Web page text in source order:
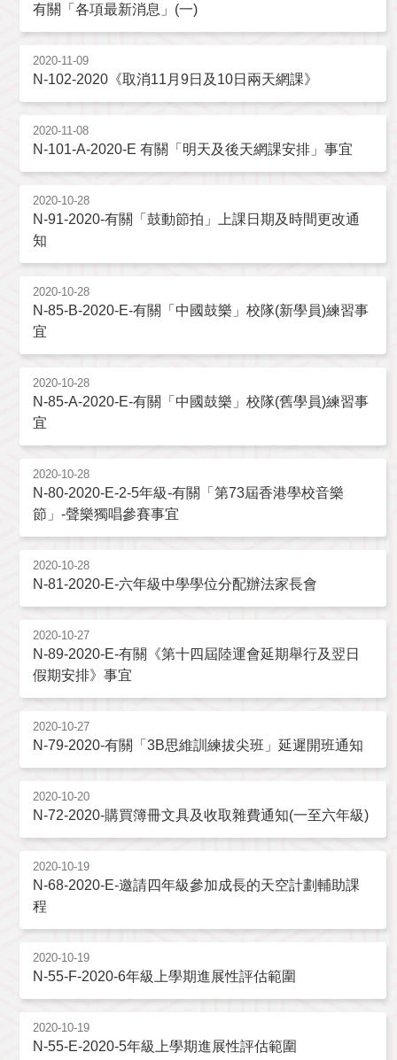
有關「各項最新消息」(一)
2020-11-09
N-102-2020《取消11月9日及10日兩天網課》
2020-11-08
N-101-A-2020-E 有關「明天及後天網課安排」事宜
2020-10-28
N-91-2020-有關「鼓動節拍」上課日期及時間更改通
知
2020-10-28
N-85-B-2020-E-有關「中國鼓樂」校隊(新學員)練習事
宜
2020-10-28
N-85-A-2020-E-有關「中國鼓樂」校隊(舊學員)練習事
宜
2020-10-28
N-80-2020-E-2-5年級-有關「第73屆香港學校音樂
節」-聲樂獨唱參賽事宜
2020-10-28
N-81-2020-E-六年級中學學位分配辦法家長會
2020-10-27
N-89-2020-E-有關《第十四屆陸運會延期舉行及翌日
假期安排》事宜
2020-10-27
N-79-2020-有關「3B思維訓練拔尖班」延遲開班通知
2020-10-20
N-72-2020-購買簿冊文具及收取雜費通知(一至六年級)
2020-10-19
N-68-2020-E-邀請四年級參加成長的天空計劃輔助課
程
2020-10-19
N-55-F-2020-6年級上學期進展性評估範圍
2020-10-19
N-55-E-2020-5年級上學期進展性評估範圍